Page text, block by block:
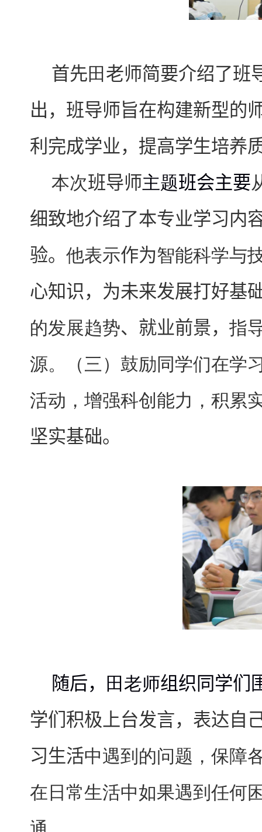
首先田 老师简要介绍了班
出，班导师旨在构建新型的
利完成学业，提高学生培养
本次班导师主题班会主要
细致地介绍了本专业学习内
验。 他表示作为智能科学与
心知识，为未来发展打好基
的发展趋势、就业前景， 指
源。 （三 ） 鼓励同学们在学
活动，增强科创能力，积累
坚实基础。
随后， 田老师组织同学们
学们积极上台发言，表达自
习生活中遇到的问题，保障
在日常生活中如果遇到 任何